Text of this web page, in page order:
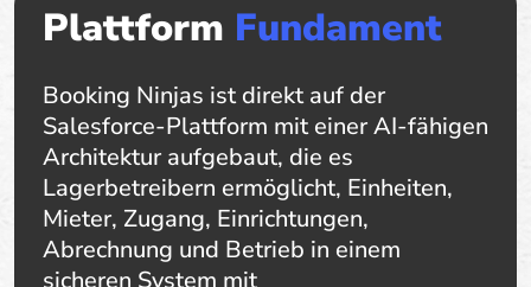
Plattform Fundament
Booking Ninjas ist direkt auf der
Salesforce-Plattform mit einer AI-fähigen
Architektur aufgebaut, die es
Lagerbetreibern ermöglicht, Einheiten,
Mieter, Zugang, Einrichtungen,
Abrechnung und Betrieb in einem
sicheren System mit